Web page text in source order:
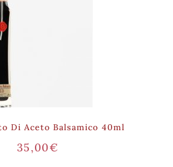
Di Aceto Balsamico 40ml
35,00€